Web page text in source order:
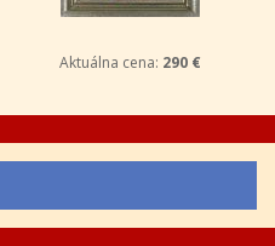
Aktuálna cena: 290 €